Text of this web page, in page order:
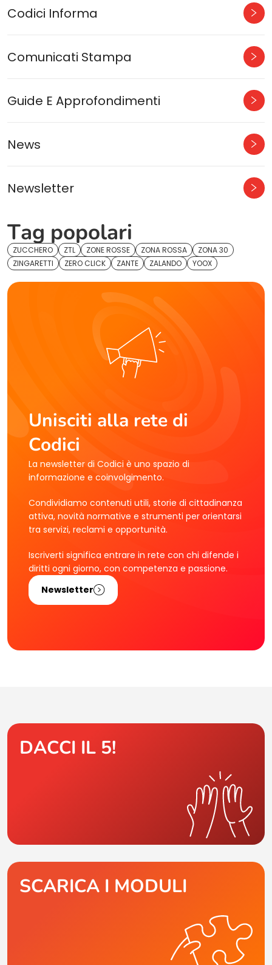
Codici Informa
Comunicati Stampa
Guide E Approfondimenti
News
Newsletter
Tag popolari
ZUCCHERO ZTL ZONE ROSSE ZONA ROSSA
ZONA 30
ZINGARETTI
ZERO CLICK ZANTE ZALANDO YOOX
Unisciti alla rete di
Codici
La newsletter di Codici è uno spazio di
informazione e coinvolgimento.
Condividiamo contenuti utili, storie di cittadinanza
attiva, novità normative e strumenti per orientarsi
tra servizi, reclami e opportunità.
Iscriverti significa entrare in rete con chi difende i
diritti ogni giorno, con competenza e passione.
Newsletter
DACCI IL 5!
SCARICA I MODULI